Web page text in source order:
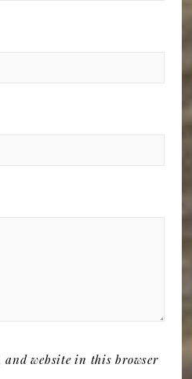
and website in this browser